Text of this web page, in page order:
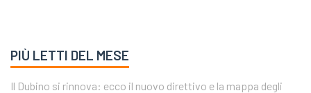
PIÙ LETTI DEL MESE
Il Dubino si rinnova: ecco il nuovo direttivo e la mappa degli